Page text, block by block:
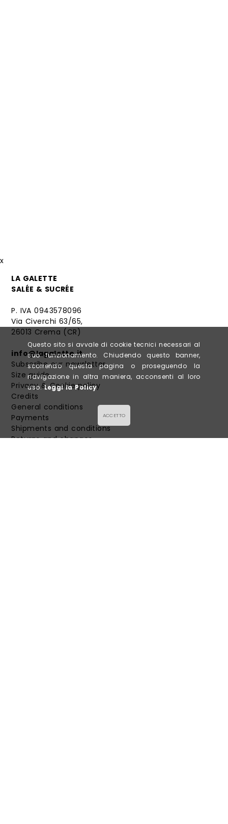
x
LA GALETTE
SALÉE & SUCRÉE
P. IVA 0943578096
Via Civerchi 63/65,
26013 Crema (CR)
info@lagalette.it
Subscribe our newsletter
Size guide
Privacy & Cookie policy
Credits
General conditions
Payments
Shipments and conditions
Returns and changes
Questo sito si avvale di cookie tecnici necessari al
suo funzionamento. Chiudendo questo banner,
scorrendo questa pagina o proseguendo la
navigazione in altra maniera, acconsenti al loro
uso.Leggi la Policy
ACCETTO